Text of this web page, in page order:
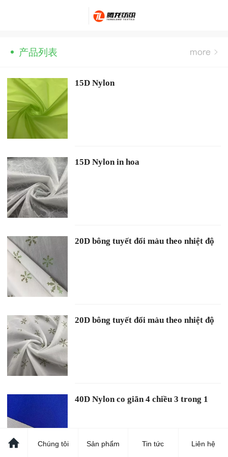
产品列表
15D Nylon
15D Nylon in hoa
20D bông tuyết đổi màu theo nhiệt độ
20D bông tuyết đổi màu theo nhiệt độ
40D Nylon co giãn 4 chiều 3 trong 1
Chúng tôi Sản phẩm Tin tức Liên hệ